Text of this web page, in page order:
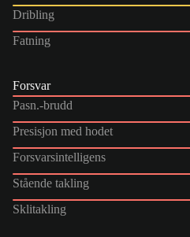
Dribling
Fatning
Forsvar
Pasn.-brudd
Presisjon med hodet
Forsvarsintelligens
Stående takling
Sklitakling